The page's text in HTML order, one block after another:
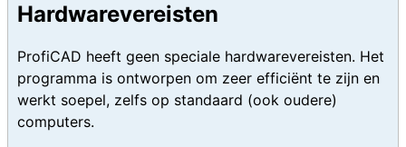
Hardwarevereisten
ProfiCAD heeft geen speciale hardwarevereisten. Het
programma is ontworpen om zeer efficiënt te zijn en
werkt soepel, zelfs op standaard (ook oudere)
computers.